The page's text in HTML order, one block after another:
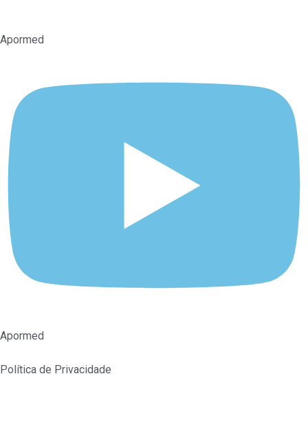
Apormed
Apormed
Política de Privacidade